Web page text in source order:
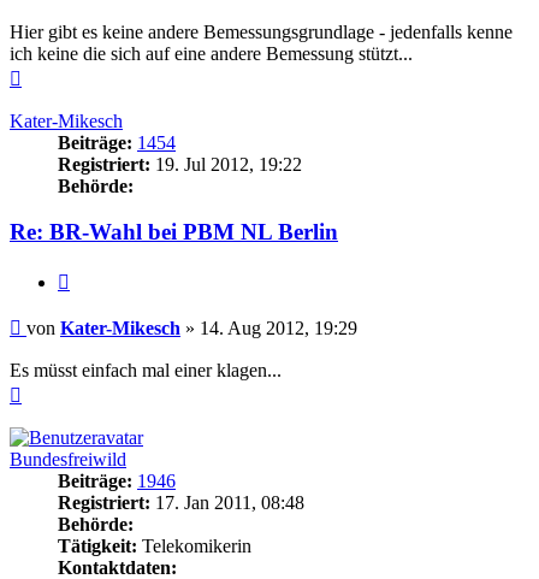
Hier gibt es keine andere Bemessungsgrundlage - jedenfalls kenne
ich keine die sich auf eine andere Bemessung stützt...
Kater-Mikesch
Beiträge: 1454
Registriert: 19. Jul 2012, 19:22
Behörde:
Re: BR-Wahl bei PBM NL Berlin
Beitrag
von Kater-Mikesch » 14. Aug 2012, 19:29
Es müsst einfach mal einer klagen...
Bundesfreiwild
Beiträge: 1946
Registriert: 17. Jan 2011, 08:48
Behörde:
Tätigkeit: Telekomikerin
Kontaktdaten: